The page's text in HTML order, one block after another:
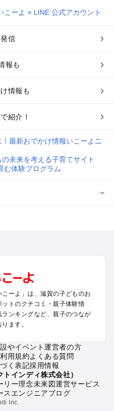
信
報も
情報も
紹介！
ーよ」は、滋賀の子どものお
トのクチコミ・親子体験情
ンキングなど、親子のつなが
ます。
やイベント運営者の方
利用規約よくある質問
く表記採用情報
インディ株式会社）
リー理念未来図運営サービス
ス エンジニアブログ
Inc.